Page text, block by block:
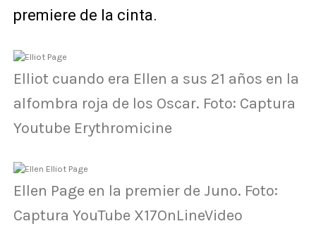
premiere de la cinta.
Elliot cuando era Ellen a sus 21 años en la
alfombra roja de los Oscar. Foto: Captura
Youtube Erythromicine
Ellen Page en la premier de Juno. Foto:
Captura YouTube X17OnLineVideo